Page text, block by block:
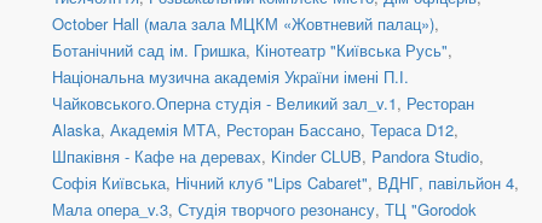
October Hall (мала зала МЦКМ «Жовтневий палац»),
Ботанічний сад ім. Гришка, Кінотеатр "Київська Русь",
Національна музична академія України імені П.І.
Чайковського.Оперна студія - Великий зал_v.1, Ресторан
Alaska, Академія МТА, Ресторан Бассано, Тераса D12,
Шпаківня - Кафе на деревах, Kinder CLUB, Pandora Studio,
Софія Київська, Нічний клуб "Lips Cabaret", ВДНГ, павільйон 4,
Мала опера_v.3, Студія творчого резонансу, ТЦ "Gorodok